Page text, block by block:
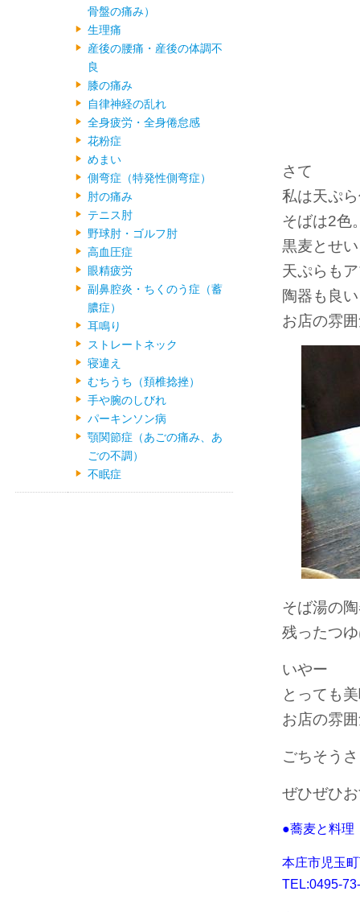
さて
私は天ぷ
そばは2色
黒麦とせ
天ぷらも
陶器も良
お店の雰
そば湯の
残ったつ
いやー
とっても
お店の雰
ごちそう
ぜひぜひ
●蕎麦と料
本庄市児玉
TEL:0495-
骨盤の痛み）
生理痛
産後の腰痛・産後の体調不
良
膝の痛み
自律神経の乱れ
全身疲労・全身倦怠感
花粉症
めまい
側弯症（特発性側弯症）
肘の痛み
テニス肘
野球肘・ゴルフ肘
高血圧症
眼精疲労
副鼻腔炎・ちくのう症（蓄
膿症）
耳鳴り
ストレートネック
寝違え
むちうち（頚椎捻挫）
手や腕のしびれ
パーキンソン病
顎関節症（あごの痛み、あ
ごの不調）
不眠症